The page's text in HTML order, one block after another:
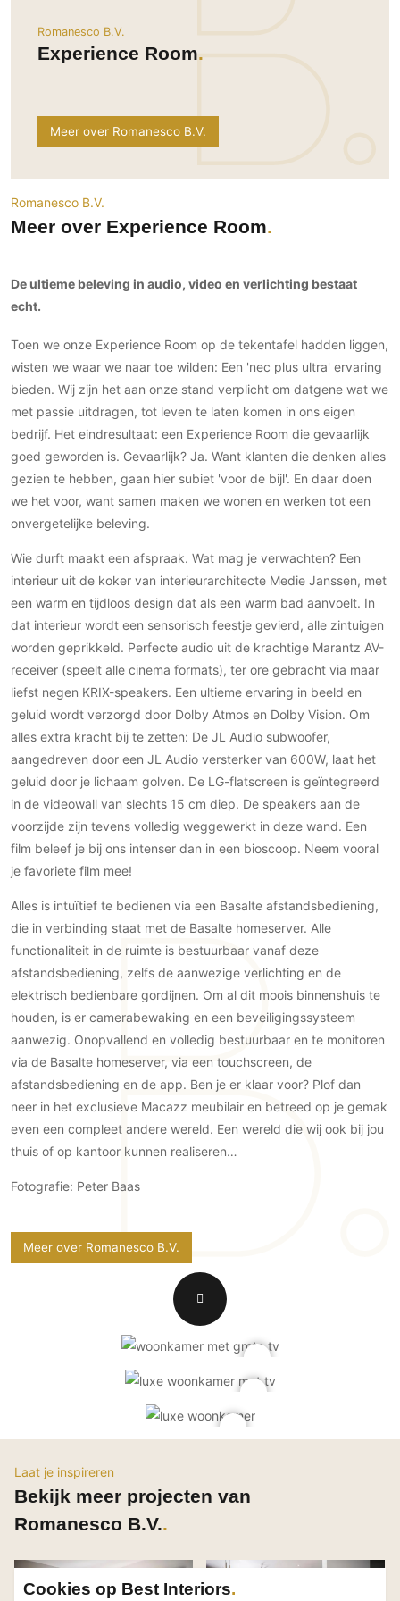
Inrichting
Meubels
Keuken
Keukens
Keukenapparatuur
Keukenbladen
Keukenaccessoires
Keukenkranen
Ramen en deuren
Houten deuren
Systeemwanden
Deurbeslag
Raambeslag
Meubelbeslag
Vloer
Vloeren
Beton Ciré vloeren
PVC vloeren
Gietvloeren
Houten vloeren
Vloerkleden
Afwerking
Wandafwerking
Beton Ciré
Behang / Wandtextiel
Natuursteen en keramiek
Schilderwerk
Stucwerk
Audio/Video
Akoestiek
Binnenzwembaden
Wellness
Buitendeuren
Deursystemen
Garagedeuren
Zonwering
Zonwering
Buitenshutters
Overig
Autolift
Gevel
Gevelbekleding
Gevelstenen
Houten gevelbekleding
Stucwerk
Schilderwerk buiten
Tuinverlichting
Zwembad en zwemvijver
Tuin wellness
Buitenvloeren
Houten buitenvloeren
buitenvloeren
Vlonders
Zonwering
Zonwering buiten
Serre/Veranda
Slaapkamer
Toilet
Wellness
Wijnkelder
Woonkamer
Bijgebouw / Poolhouse
Tuin
Villa
Zwembad
Zakelijk
Horeca
Kantoor
Romanesco B.V.
Experience Room
Meer over Romanesco B.V.
Romanesco B.V.
Meer over Experience Room
De ultieme beleving in audio, video en verlichting bestaat
echt.
Toen we onze Experience Room op de tekentafel hadden liggen,
wisten we waar we naar toe wilden: Een 'nec plus ultra' ervaring
bieden. Wij zijn het aan onze stand verplicht om datgene wat we
met passie uitdragen, tot leven te laten komen in ons eigen
bedrijf. Het eindresultaat: een Experience Room die gevaarlijk
goed geworden is. Gevaarlijk? Ja. Want klanten die denken alles
gezien te hebben, gaan hier subiet 'voor de bijl'. En daar doen
we het voor, want samen maken we wonen en werken tot een
onvergetelijke beleving.
Wie durft maakt een afspraak. Wat mag je verwachten? Een
interieur uit de koker van interieurarchitecte Medie Janssen, met
een warm en tijdloos design dat als een warm bad aanvoelt. In
dat interieur wordt een sensorisch feestje gevierd, alle zintuigen
worden geprikkeld. Perfecte audio uit de krachtige Marantz AV-
receiver (speelt alle cinema formats), ter ore gebracht via maar
liefst negen KRIX-speakers. Een ultieme ervaring in beeld en
geluid wordt verzorgd door Dolby Atmos en Dolby Vision. Om
alles extra kracht bij te zetten: De JL Audio subwoofer,
aangedreven door een JL Audio versterker van 600W, laat het
geluid door je lichaam golven. De LG-flatscreen is geïntegreerd
in de videowall van slechts 15 cm diep. De speakers aan de
voorzijde zijn tevens volledig weggewerkt in deze wand. Een
film beleef je bij ons intenser dan in een bioscoop. Neem vooral
je favoriete film mee!
Alles is intuïtief te bedienen via een Basalte afstandsbediening,
die in verbinding staat met de Basalte homeserver. Alle
functionaliteit in de ruimte is bestuurbaar vanaf deze
afstandsbediening, zelfs de aanwezige verlichting en de
elektrisch bedienbare gordijnen. Om al dit moois binnenshuis te
houden, is er camerabewaking en een beveiligingssysteem
aanwezig. Onopvallend en volledig bestuurbaar en te monitoren
via de Basalte homeserver, via een touchscreen, de
afstandsbediening en de app. Ben je er klaar voor? Plof dan
neer in het exclusieve Macazz meubilair en betreed op je gemak
even een compleet andere wereld. Een wereld die wij ook bij jou
thuis of op kantoor kunnen realiseren…
Fotografie: Peter Baas
Meer over Romanesco B.V.
Laat je inspireren
Bekijk meer projecten van
Romanesco B.V.
Cookies op Best Interiors